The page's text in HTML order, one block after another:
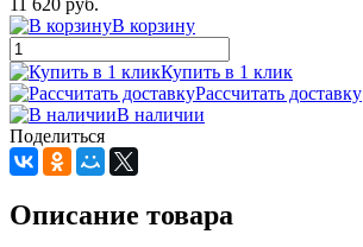
В корзину
Купить в 1 клик
Рассчитать доставку
В наличии
Поделиться
Описание товара